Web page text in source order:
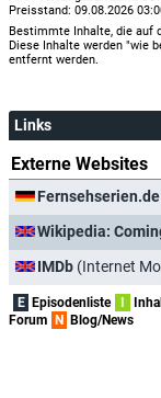
Preisstand: 09.08.2026
Bestimmte Inhalte, die auf
Diese Inhalte werden "wie
entfernt werden.
Links
Externe Websites
Wikipedia:
IMDb (Internet
E Episodenliste I
Forum N Blog/News